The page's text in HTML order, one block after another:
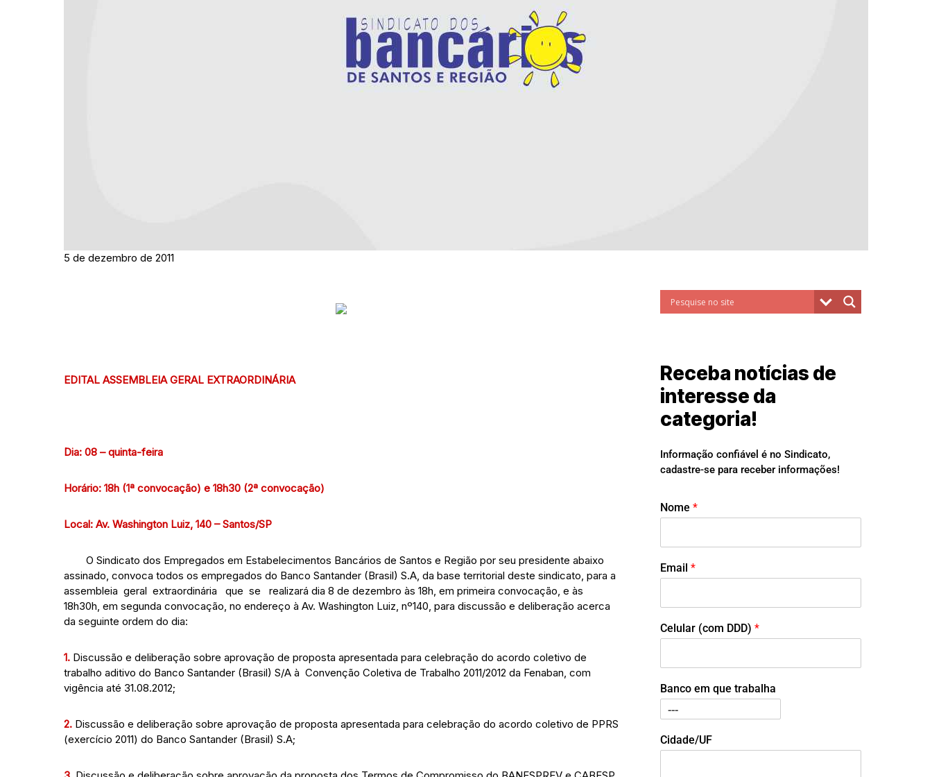
5 de dezembro de 2011
EDITAL ASSEMBLEIA GERAL EXTRAORDINÁRIA
Dia: 08 – quinta-feira
Horário: 18h (1ª convocação) e 18h30 (2ª convocação)
Local: Av. Washington Luiz, 140 – Santos/SP
O Sindicato dos Empregados em Estabelecimentos Bancários de Santos e Região por seu presidente abaixo
assinado, convoca todos os empregados do Banco Santander (Brasil) S.A, da base territorial deste sindicato, para a
assembleia geral extraordinária que se realizará dia 8 de dezembro às 18h, em primeira convocação, e às
18h30h, em segunda convocação, no endereço à Av. Washington Luiz, nº140, para discussão e deliberação acerca
da seguinte ordem do dia:
1. Discussão e deliberação sobre aprovação de proposta apresentada para celebração do acordo coletivo de
trabalho aditivo do Banco Santander (Brasil) S/A à Convenção Coletiva de Trabalho 2011/2012 da Fenaban, com
vigência até 31.08.2012;
2. Discussão e deliberação sobre aprovação de proposta apresentada para celebração do acordo coletivo de PPRS
(exercício 2011) do Banco Santander (Brasil) S.A;
Receba notícias de
interesse da
categoria!
Informação confiável é no Sindicato,
cadastre-se para receber informações!
Nome *
Email *
Celular (com DDD) *
Banco em que trabalha
Cidade/UF